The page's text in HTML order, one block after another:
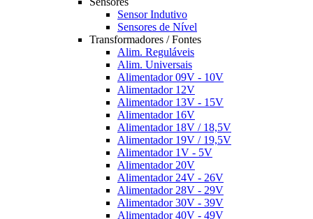
Sensor Indutivo
Sensores de Nível
Transformadores / Fontes
Alim. Reguláveis
Alim. Universais
Alimentador 09V - 10V
Alimentador 12V
Alimentador 13V - 15V
Alimentador 16V
Alimentador 18V / 18,5V
Alimentador 19V / 19,5V
Alimentador 1V - 5V
Alimentador 20V
Alimentador 24V - 26V
Alimentador 28V - 29V
Alimentador 30V - 39V
Alimentador 40V - 49V